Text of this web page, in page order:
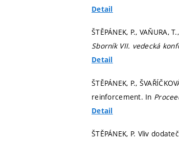
Detail
ŠTĚPÁNEK, P.,
Sborník VII. vedecká
Detail
ŠTĚPÁNEK, P.,
reinforcement. In
Detail
ŠTĚPÁNEK, P. Vliv